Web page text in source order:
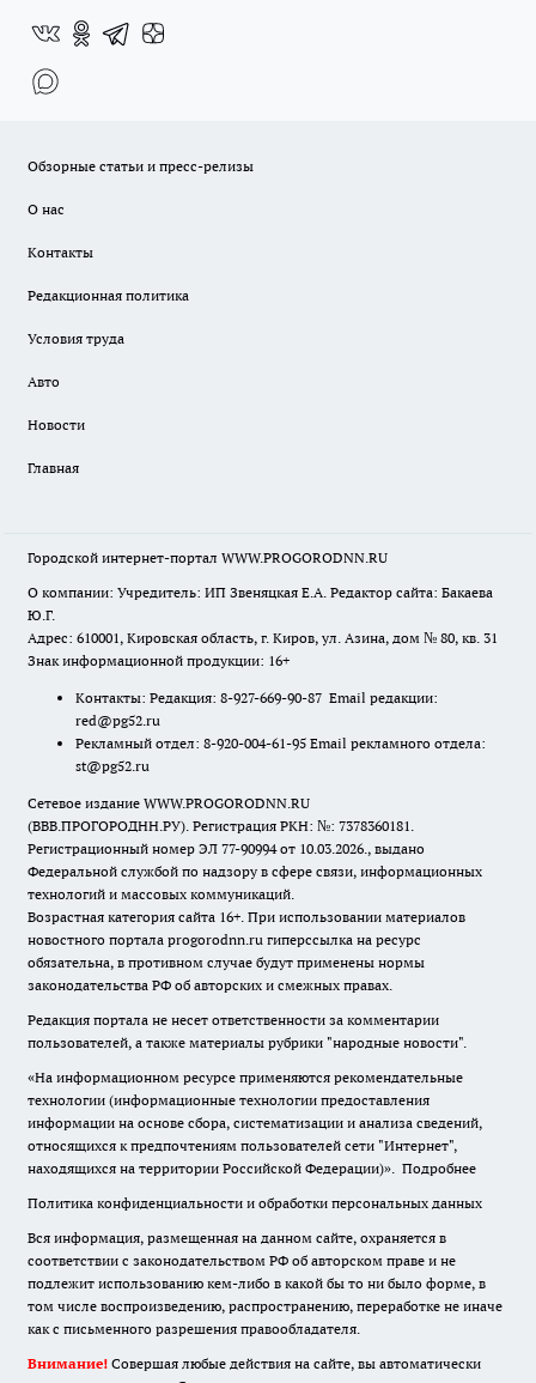
Обзорные статьи и пресс-релизы
О нас
Контакты
Редакционная политика
Условия труда
Авто
Новости
Главная
Городской интернет-портал WWW.PROGORODNN.RU
О компании: Учредитель: ИП Звеняцкая Е.А. Редактор сайта: Бакаева
Ю.Г.
Адрес: 610001, Кировская область, г. Киров, ул. Азина, дом № 80, кв. 31
Знак информационной продукции: 16+
Контакты: Редакция: 8-927-669-90-87 Email редакции:
red@pg52.ru
Рекламный отдел: 8-920-004-61-95 Email рекламного отдела:
st@pg52.ru
Сетевое издание WWW.PROGORODNN.RU
(ВВВ.ПРОГОРОДНН.РУ). Регистрация РКН: №: 7378360181.
Регистрационный номер ЭЛ 77-90994 от 10.03.2026., выдано
Федеральной службой по надзору в сфере связи, информационных
технологий и массовых коммуникаций.
Возрастная категория сайта 16+. При использовании материалов
новостного портала progorodnn.ru гиперссылка на ресурс
обязательна, в противном случае будут применены нормы
законодательства РФ об авторских и смежных правах.
Редакция портала не несет ответственности за комментарии
пользователей, а также материалы рубрики "народные новости".
«На информационном ресурсе применяются рекомендательные
технологии (информационные технологии предоставления
информации на основе сбора, систематизации и анализа сведений,
относящихся к предпочтениям пользователей сети "Интернет",
находящихся на территории Российской Федерации)». Подробнее
Политика конфиденциальности и обработки персональных данных
Вся информация, размещенная на данном сайте, охраняется в
соответствии с законодательством РФ об авторском праве и не
подлежит использованию кем-либо в какой бы то ни было форме, в
том числе воспроизведению, распространению, переработке не иначе
как с письменного разрешения правообладателя.
Внимание! Совершая любые действия на сайте, вы автоматически